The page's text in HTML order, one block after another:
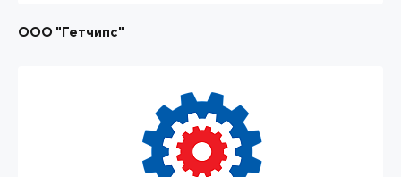
ООО "Гетчипс"